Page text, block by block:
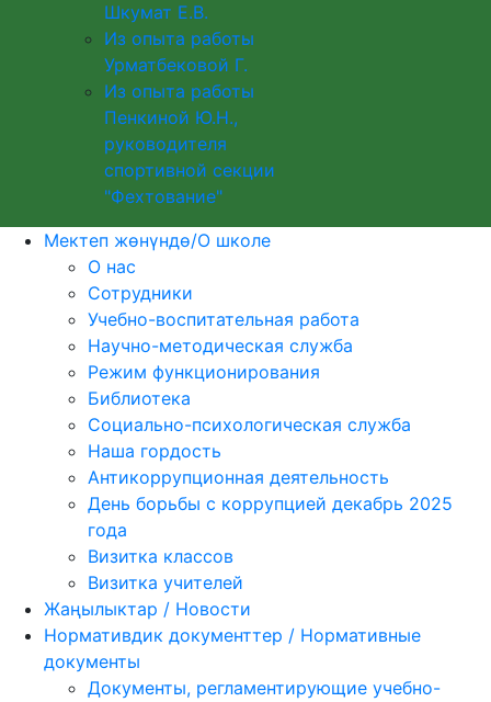
Шкумат Е.В.
Из опыта работы
Урматбековой Г.
Из опыта работы
Пенкиной Ю.Н.,
руководителя
спортивной секции
"Фехтование"
Мектеп жөнүндө/О школе
О нас
Сотрудники
Учебно-воспитательная работа
Научно-методическая служба
Режим функционирования
Библиотека
Социально-психологическая служба
Наша гордость
Антикоррупционная деятельность
День борьбы с коррупцией декабрь 2025
года
Визитка классов
Визитка учителей
Жаңылыктар / Новости
Нормативдик документтер / Нормативные
документы
Документы, регламентирующие учебно-